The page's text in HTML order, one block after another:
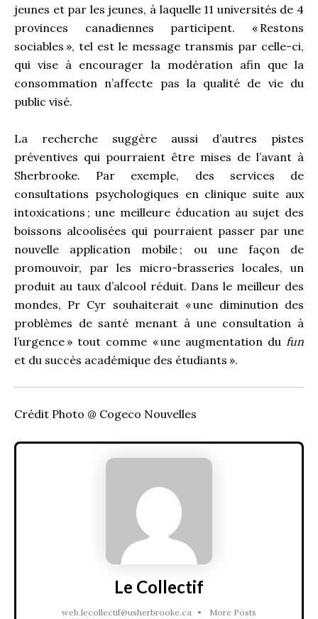
jeunes et par les jeunes, à laquelle 11 universités de 4
provinces canadiennes participent. « Restons
sociables », tel est le message transmis par celle-ci,
qui vise à encourager la modération afin que la
consommation n’affecte pas la qualité de vie du
public visé.
La recherche suggère aussi d’autres pistes
préventives qui pourraient être mises de l’avant à
Sherbrooke. Par exemple, des services de
consultations psychologiques en clinique suite aux
intoxications ; une meilleure éducation au sujet des
boissons alcoolisées qui pourraient passer par une
nouvelle application mobile ; ou une façon de
promouvoir, par les micro-brasseries locales, un
produit au taux d’alcool réduit. Dans le meilleur des
mondes, Pr Cyr souhaiterait « une diminution des
problèmes de santé menant à une consultation à
l’urgence » tout comme « une augmentation du fun
et du succès académique des étudiants ».
Crédit Photo @ Cogeco Nouvelles
Le Collectif
web.lecollectif@usherbrooke.ca • More Posts